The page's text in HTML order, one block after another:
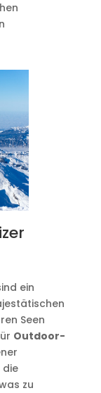
ein
Seen
Outdoor-
die
zu